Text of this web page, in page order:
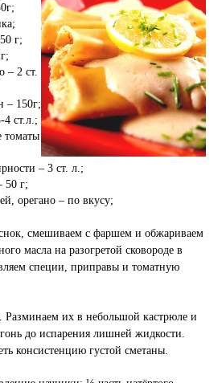
г;
– 2 ст.
– 150г;
4 ст.л.;
томаты
– 3 ст. л.;
50 г;
орегано – по вкусу;
смешиваем с фаршем и обжариваем
масла на разогретой сковороде в
специи, приправы и томатную
Разминаем их в небольшой кастрюле и
до испарения лишней жидкости.
консистенцию густой сметаны.